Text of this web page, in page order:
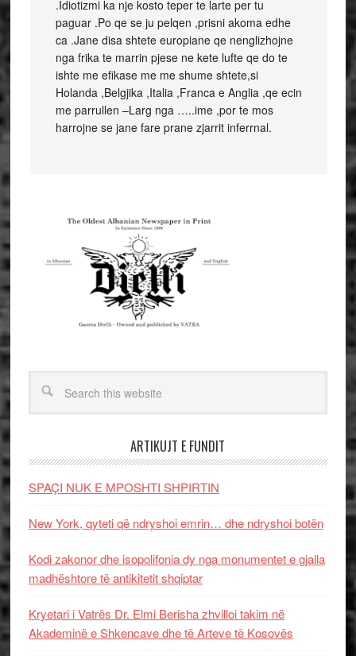
.Idiotizmi ka nje kosto teper te larte per tu
paguar .Po qe se ju pelqen ,prisni akoma edhe
ca .Jane disa shtete europiane qe nenglizhojne
nga frika te marrin pjese ne kete lufte qe do te
ishte me efikase me me shume shtete,si
Holanda ,Belgjika ,Italia ,Franca e Anglia ,qe ecin
me parrullen –Larg nga …..ime ,por te mos
harrojne se jane fare prane zjarrit inferrnal.
ARTIKUJT E FUNDIT
SPAÇI NUK E MPOSHTI SHPIRTIN
New York, qyteti që ndryshoi emrin… dhe ndryshoi botën
Kodi zakonor dhe isopolifonia dy nga monumentet e gjalla
madhështore të antikitetit shqiptar
Kryetari i Vatrës Dr. Elmi Berisha zhvilloi takim në
Akademinë e Shkencave dhe të Arteve të Kosovës